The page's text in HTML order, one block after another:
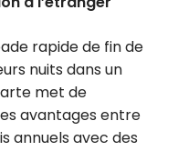
rapide de fin de
nuits dans un
met de
avantages entre
annuels avec des